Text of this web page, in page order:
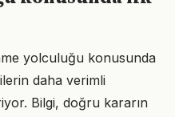
yolculuğu konusunda
daha verimli
Bilgi, doğru kararın